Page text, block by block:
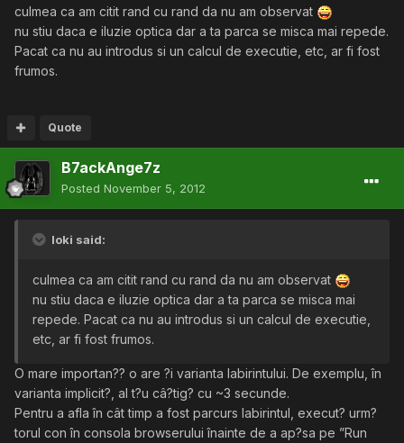
culmea ca am citit rand cu rand da nu am observat
nu stiu daca e iluzie optica dar a ta parca se misca mai repede.
Pacat ca nu au introdus si un calcul de executie, etc, ar fi fost
frumos.
Quote
B7ackAnge7z
Posted November 5, 2012
loki said:
culmea ca am citit rand cu rand da nu am observat
nu stiu daca e iluzie optica dar a ta parca se misca mai
repede. Pacat ca nu au introdus si un calcul de executie,
etc, ar fi fost frumos.
O mare importan?? o are ?i varianta labirintului. De exemplu, în
varianta implicit?, al t?u câ?tig? cu ~3 secunde.
Pentru a afla în cât timp a fost parcurs labirintul, execut? urm?
torul con în consola browserului înainte de a ap?sa pe ”Run